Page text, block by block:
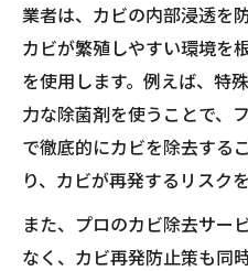
業者は、カビの内部浸透を
カビが繁殖しやすい環境を
を使用します。例えば、特
力な除菌剤を使うことで、
で徹底的にカビを除去する
り、カビが再発するリスク
また、プロのカビ除去サー
なく、カビ再発防止策も同